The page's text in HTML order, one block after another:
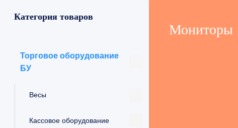
Категория товаров
Торговое оборудование
БУ
Весы
Кассовое оборудование
Мониторы